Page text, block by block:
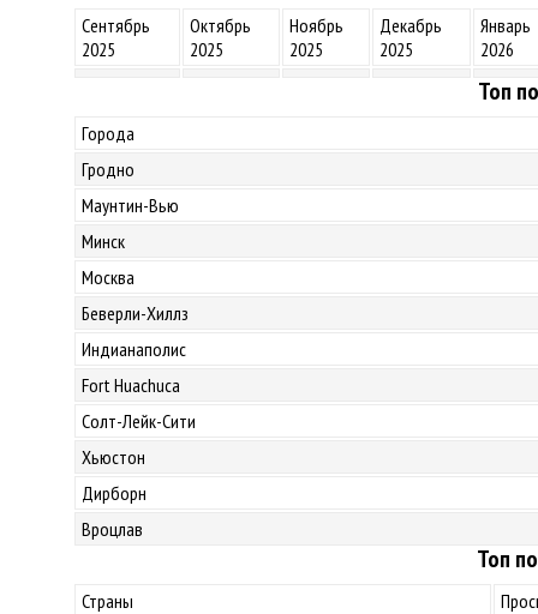
Сентябрь
2025
Октябрь
2025
Ноябрь
2025
Декабрь
2025
Январь
2026
Топ
Города
Гродно
Маунтин-Вью
Минск
Москва
Беверли-Хиллз
Индианаполис
Fort Huachuca
Солт-Лейк-Сити
Хьюстон
Дирборн
Вроцлав
Топ
Страны